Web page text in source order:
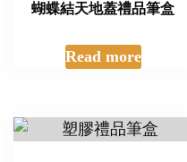
蝴蝶結天地蓋禮品筆盒
Read more